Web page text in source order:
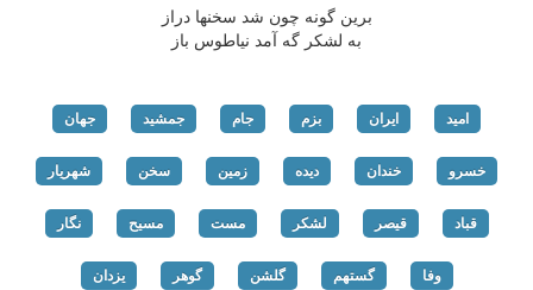
برین گونه چون شد سخنها دراز
به لشکر گه آمد نیاطوس باز
امید ایران بزم جام جمشید جهان
خسرو خندان دیده زمین سخن شهریار
قباد قیصر لشکر مست مسیح نگار
وفا گستهم گلشن گوهر یزدان